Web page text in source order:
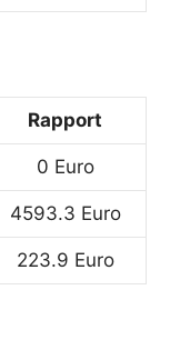
Rapport
0 Euro
4593.3 Euro
223.9 Euro